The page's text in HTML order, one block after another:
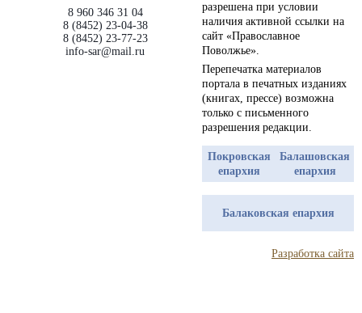
8 960 346 31 04
8 (8452) 23-04-38
8 (8452) 23-77-23
info-sar@mail.ru
разрешена при условии
наличия активной ссылки на
сайт «Православное
Поволжье».
Перепечатка материалов
портала в печатных изданиях
(книгах, прессе) возможна
только с письменного
разрешения редакции.
Покровская
епархия
Балашовская
епархия
Балаковская епархия
Разработка сайта